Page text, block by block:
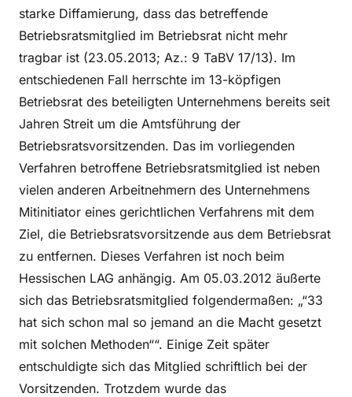
starke Diffamierung, dass das betreffende
Betriebsratsmitglied im Betriebsrat nicht mehr
tragbar ist (23.05.2013; Az.: 9 TaBV 17/13). Im
entschiedenen Fall herrschte im 13-köpfigen
Betriebsrat des beteiligten Unternehmens bereits seit
Jahren Streit um die Amtsführung der
Betriebsratsvorsitzenden. Das im vorliegenden
Verfahren betroffene Betriebsratsmitglied ist neben
vielen anderen Arbeitnehmern des Unternehmens
Mitinitiator eines gerichtlichen Verfahrens mit dem
Ziel, die Betriebsratsvorsitzende aus dem Betriebsrat
zu entfernen. Dieses Verfahren ist noch beim
Hessischen LAG anhängig. Am 05.03.2012 äußerte
sich das Betriebsratsmitglied folgendermaßen: „“33
hat sich schon mal so jemand an die Macht gesetzt
mit solchen Methoden““. Einige Zeit später
entschuldigte sich das Mitglied schriftlich bei der
Vorsitzenden. Trotzdem wurde das